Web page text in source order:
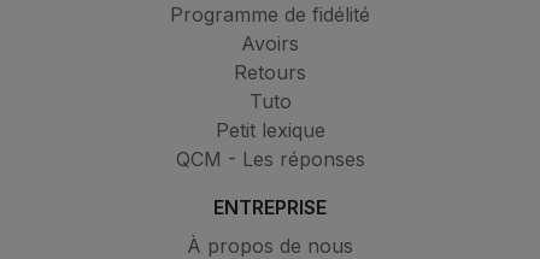
Programme de fidélité
Avoirs
Retours
Tuto
Petit lexique
QCM - Les réponses
ENTREPRISE
À propos de nous